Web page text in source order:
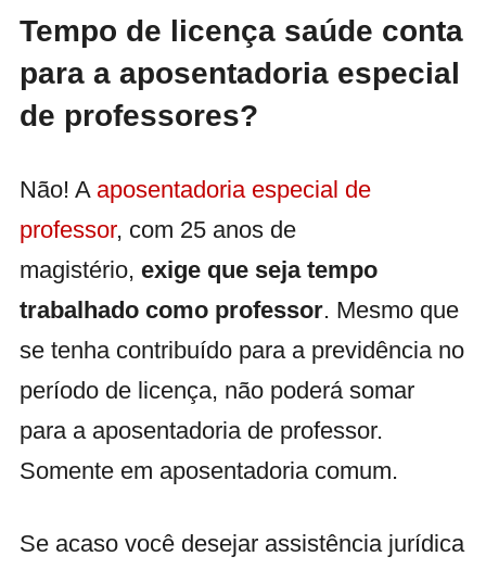
Tempo de licença saúde conta
para a aposentadoria especial
de professores?
Não! A aposentadoria especial de
professor, com 25 anos de
magistério, exige que seja tempo
trabalhado como professor. Mesmo que
se tenha contribuído para a previdência no
período de licença, não poderá somar
para a aposentadoria de professor.
Somente em aposentadoria comum.
Se acaso você desejar assistência jurídica